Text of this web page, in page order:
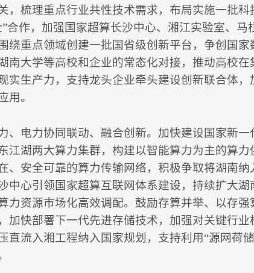
，梳理重点行业共性技术需求，布局实施一批科
合作，加强国家超算长沙中心、湘江实验室、马
绕重点领域创建一批国省级创新平台，争创国家
南大学等高校和企业的常态化对接，推动高校在
实生产力，支持龙头企业牵头建设创新联合体，
用。
、电力协同联动、融合创新。加快建设国家新
江湖两大算力集群，构建以智能算力为主的算力
、安全可靠的算力传输网络，积极争取将湖南纳
中心引领国家超算互联网体系建设，持续扩大湖
力资源市场化高效调配。鼓励存算并举、以存强
加快部署下一代先进存储技术，加强对关键行业
直流入湘工程纳入国家规划，支持利用“源网荷